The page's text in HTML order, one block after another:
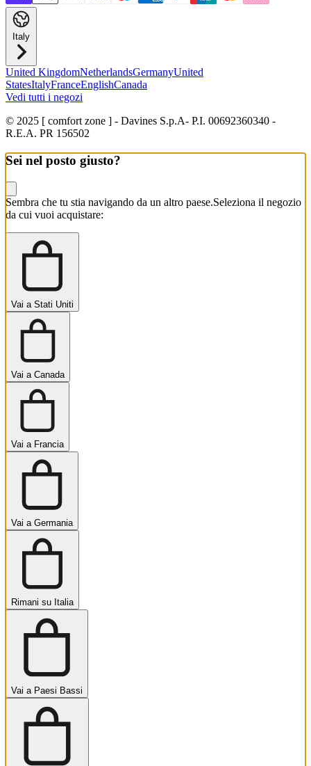
Italy
United KingdomNetherlandsGermanyUnited
StatesItalyFranceEnglishCanada
Vedi tutti i negozi
© 2025 [ comfort zone ] - Davines S.p.A- P.I. 00692360340 -
R.E.A. PR 156502
Sei nel posto giusto?
Sembra che tu stia navigando da un altro paese.Seleziona il negozio
da cui vuoi acquistare:
Vai a Stati Uniti
Vai a Canada
Vai a Francia
Vai a Germania
Rimani su Italia
Vai a Paesi Bassi